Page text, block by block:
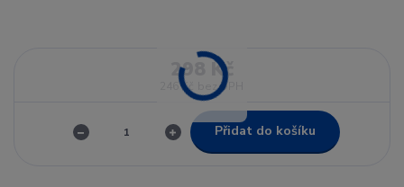
298 Kč
246 Kč bez DPH
Přidat do košíku